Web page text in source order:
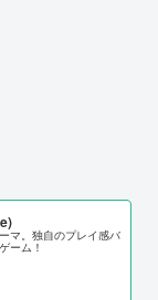
マ。独自のプレイ感バ
ーム！